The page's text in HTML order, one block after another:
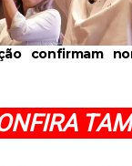
confirmam